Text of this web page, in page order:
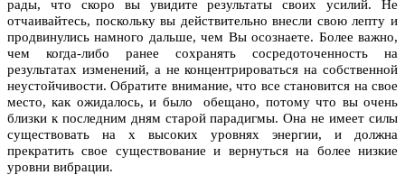
рады, что скоро вы увидите результаты своих усилий. Не
отчаивайтесь, поскольку вы действительно внесли свою лепту и
продвинулись намного дальше, чем Вы осознаете. Более важно,
чем когда-либо ранее сохранять сосредоточенность на
результатах изменений, а не концентрироваться на собственной
неустойчивости. Обратите внимание, что все становится на свое
место, как ожидалось, и было обещано, потому что вы очень
близки к последним дням старой парадигмы. Она не имеет силы
существовать на х высоких уровнях энергии, и должна
прекратить свое существование и вернуться на более низкие
уровни вибрации.